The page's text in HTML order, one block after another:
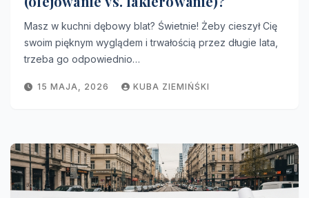
Masz w kuchni dębowy blat? Świetnie! Żeby cieszył Cię
swoim pięknym wyglądem i trwałością przez długie lata,
trzeba go odpowiednio…
15 MAJA, 2026 KUBA ZIEMIŃŚKI